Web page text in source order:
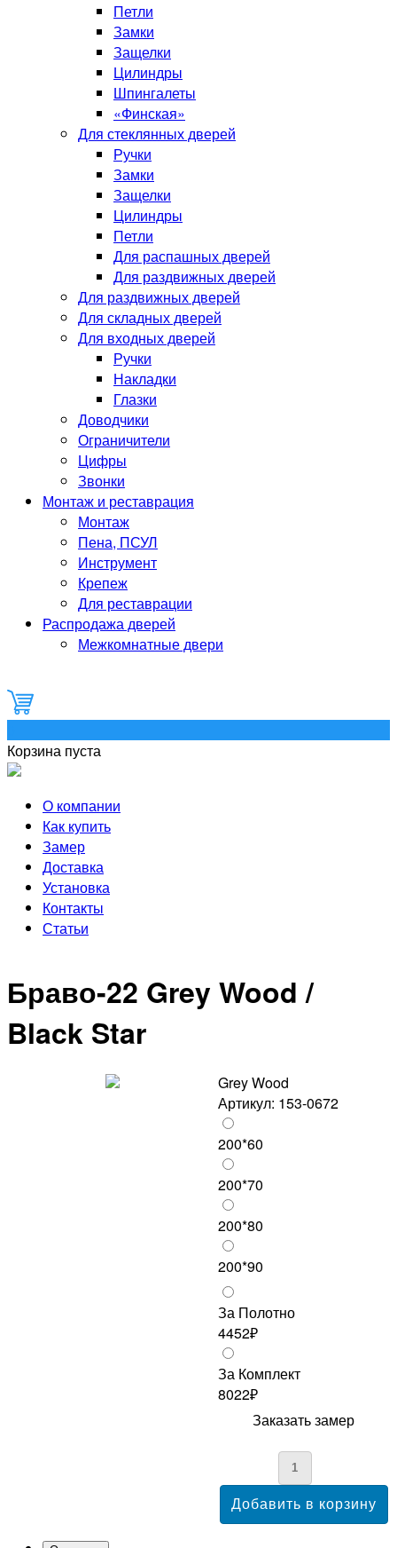
Петли
Замки
Защелки
Цилиндры
Шпингалеты
«Финская»
Для стеклянных дверей
Ручки
Замки
Защелки
Цилиндры
Петли
Для распашных дверей
Для раздвижных дверей
Для раздвижных дверей
Для складных дверей
Для входных дверей
Ручки
Накладки
Глазки
Доводчики
Ограничители
Цифры
Звонки
Монтаж и реставрация
Монтаж
Пена, ПСУЛ
Инструмент
Крепеж
Для реставрации
Распродажа дверей
Межкомнатные двери
Корзина пуста
О компании
Как купить
Замер
Доставка
Установка
Контакты
Статьи
Браво-22 Grey Wood /
Black Star
Grey Wood
Артикул: 153-0672
200*60
200*70
200*80
200*90
За Полотно
4452₽
За Комплект
8022₽
Заказать замер